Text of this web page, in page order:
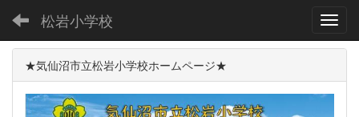
松岩小学校
★気仙沼市立松岩小学校ホームページ★